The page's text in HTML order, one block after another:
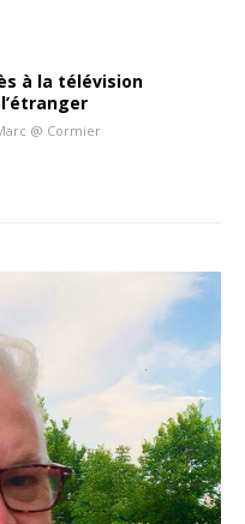
à la télévision
@ Cormier